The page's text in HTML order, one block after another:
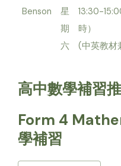
Benson
星
期
六
13:30-
時）
(中英教材
高中數學補習
Form 4
學補習